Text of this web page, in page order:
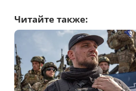
Читайте также: